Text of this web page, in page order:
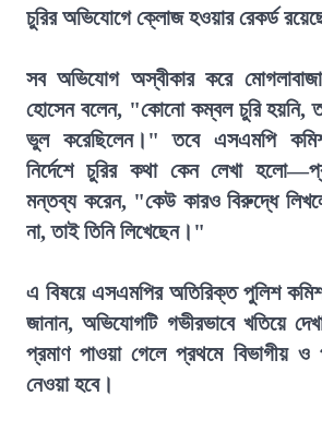
চুরির অভিযোগে ক্লোজ হওয়ার রেকর্ড
সব অভিযোগ অস্বীকার করে
হোসেন বলেন, "কোনো কম্বল চুরি হয়নি,
ভুল করেছিলেন।" তবে এসএমপি
নির্দেশে চুরির কথা কেন লেখা
মন্তব্য করেন, "কেউ কারও বিরুদ্ধে
না, তাই তিনি লিখেছেন।"
এ বিষয়ে এসএমপির অতিরিক্ত পুলিশ
জানান, অভিযোগটি গভীরভাবে খতিয়ে
প্রমাণ পাওয়া গেলে প্রথমে বিভাগীয়
নেওয়া হবে।